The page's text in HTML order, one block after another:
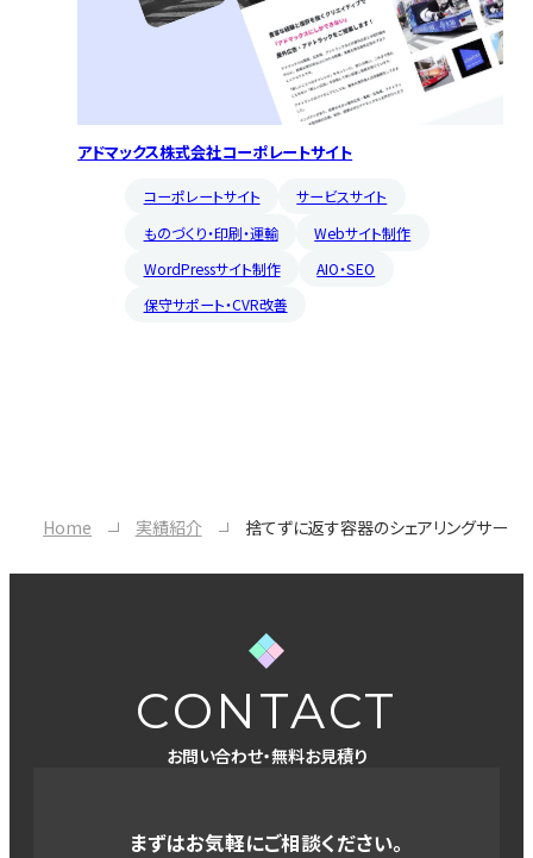
アドマックス株式会社コーポレートサイト
コーポレートサイト
サービスサイト
ものづくり・印刷・運輸
Webサイト制作
WordPressサイト制作
AIO・SEO
保守サポート・CVR改善
Home 実績紹介 捨てずに返す容器のシェアリングサービ
CONTACT
お問い合わせ・無料お見積り
まずはお気軽にご相談ください。